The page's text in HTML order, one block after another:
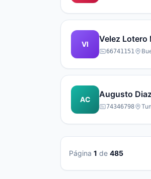
VI
Velez Lotero
66741151
AC
Augusto
74346798
Página 1 de 485